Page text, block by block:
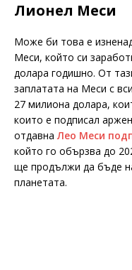
Лионел Меси
Може би това е
Меси, който си
долара годишно. От
заплатата на Меси с
27 милиона долара,
които е подписал
отдавна Лео Меси
който го обързва до
ще продължи да бъде
планетата.